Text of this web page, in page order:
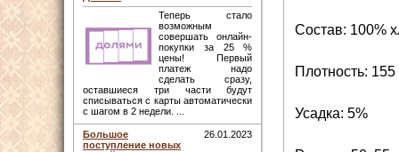
Теперь стало
возможным
совершать онлайн-
покупки за 25 %
цены! Первый
платеж надо
сделать сразу,
оставшиеся три части будут
списываться с карты автоматически
с шагом в 2 недели. ...
Большое
поступление новых
26.01.2023
Состав: 100%
Плотность: 155
Усадка: 5%